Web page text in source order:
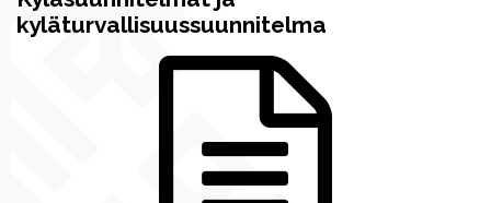
kyläturvallisuussuunnitelma